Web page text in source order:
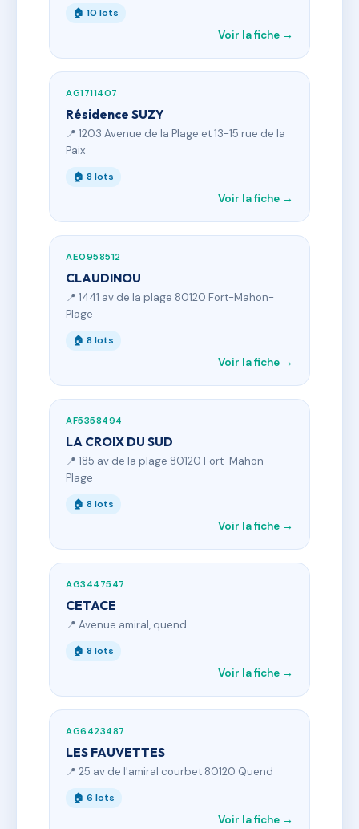
🏠 10 lots
Voir la fiche →
AG1711407
Résidence SUZY
📍 1203 Avenue de la Plage et 13-15 rue de la
Paix
🏠 8 lots
Voir la fiche →
AE0958512
CLAUDINOU
📍 1441 av de la plage 80120 Fort-Mahon-
Plage
🏠 8 lots
Voir la fiche →
AF5358494
LA CROIX DU SUD
📍 185 av de la plage 80120 Fort-Mahon-
Plage
🏠 8 lots
Voir la fiche →
AG3447547
CETACE
📍 Avenue amiral, quend
🏠 8 lots
Voir la fiche →
AG6423487
LES FAUVETTES
📍 25 av de l'amiral courbet 80120 Quend
🏠 6 lots
Voir la fiche →